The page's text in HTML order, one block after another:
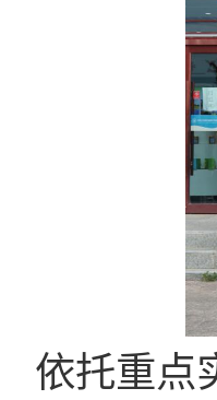
依托重点